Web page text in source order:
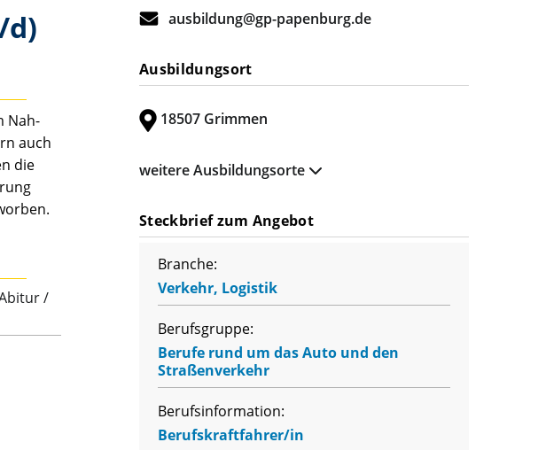
Nah-
auch
die
/
ausbildung@gp-papenburg.de
Ausbildungsort
18507 Grimmen
weitere Ausbildungsorte
Steckbrief zum Angebot
Branche:
Verkehr, Logistik
Berufsgruppe:
Berufe rund um das Auto und den
Straßenverkehr
Berufsinformation:
Berufskraftfahrer/in